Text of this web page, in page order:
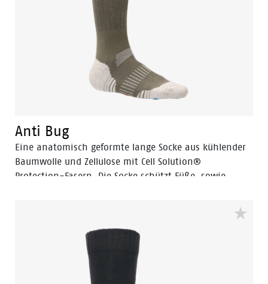
Anti Bug
Eine anatomisch geformte lange Socke aus kühlender
Baumwolle und Zellulose mit Cell Solution®
Protection-Fasern. Die Socke schützt Füße, sowie
Auch Infektionskrankheiten die mit Bissen verbunden
sein können, werden auf diese Weise nicht auf den
Menschen übertragen.* Dank des antibakterieller
Silberfäden haben selbst unangenehme Gerüche keine
Chance. Die perfekte Socke für alle, die in der Freien